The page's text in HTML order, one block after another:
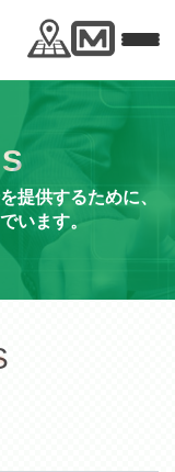
提供するために、
います。